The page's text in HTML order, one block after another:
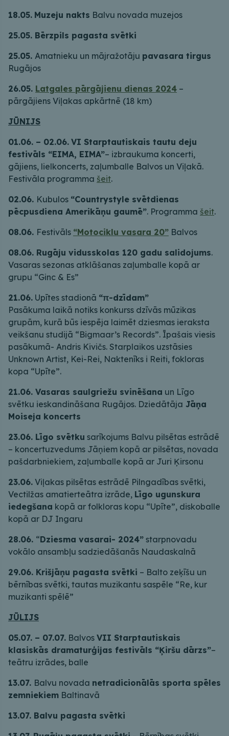
18.05. Muzeju nakts Balvu novada muzejos
25.05. Bērzpils pagasta svētki
25.05. Amatnieku un mājražotāju pavasara tirgus
Rugājos
26.05. Latgales pārgājienu dienas 2024 –
pārgājiens Viļakas apkārtnē (18 km)
JŪNIJS
01.06. – 02.06. VI Starptautiskais tautu deju
festivāls “EIMA, EIMA”– izbraukuma koncerti,
gājiens, lielkoncerts, zaļumballe Balvos un Viļakā.
Festivāla programma šeit.
02.06. Kubulos “Countrystyle svētdienas
pēcpusdiena Amerikāņu gaumē”. Programma šeit.
08.06. Festivāls “Motociklu vasara 20” Balvos
08.06. Rugāju vidusskolas 120 gadu salidojums.
Vasaras sezonas atklāšanas zaļumballe kopā ar
grupu “Ginc & Es”
21.06. Upītes stadionā “π-dzīdam”
Pasākuma laikā notiks konkurss dzīvās mūzikas
grupām, kurā būs iespēja laimēt dziesmas ieraksta
veikšanu studijā “Bigmaar’s Records”. Īpašais viesis
pasākumā- Andris Kivičs. Starplaikos uzstāsies
Unknown Artist, Kei-Rei, Naktenīks i Reiti, fokloras
kopa “Upīte”.
21.06. Vasaras saulgriežu svinēšana un Līgo
svētku ieskandināšana Rugājos. Dziedātāja Jāņa
Moiseja koncerts
23.06. Līgo svētku sarīkojums Balvu pilsētas estrādē
– koncertuzvedums Jāņiem kopā ar pilsētas, novada
pašdarbniekiem, zaļumballe kopā ar Juri Ķirsonu
23.06. Viļakas pilsētas estrādē Pilngadības svētki,
Vectilžas amatierteātra izrāde, Līgo ugunskura
iedegšana kopā ar folkloras kopu “Upīte”, diskoballe
kopā ar DJ Ingaru
28.06. “Dziesma vasarai- 2024” starpnovadu
vokālo ansambļu sadziedāšanās Naudaskalnā
29.06. Krišjāņu pagasta svētki – Balto zeķīšu un
bērnības svētki, tautas muzikantu saspēle “Re, kur
muzikanti spēlē”
JŪLIJS
05.07. – 07.07. Balvos VII Starptautiskais
klasiskās dramaturģijas festivāls “Ķiršu dārzs”–
teātru izrādes, balle
13.07. Balvu novada netradicionālās sporta spēles
zemniekiem Baltinavā
13.07. Balvu pagasta svētki